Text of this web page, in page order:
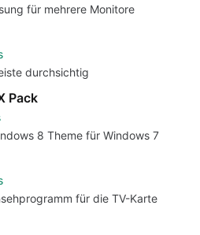
für mehrere Monitore
durchsichtig
Pack
8 Theme für Windows 7
für die TV-Karte